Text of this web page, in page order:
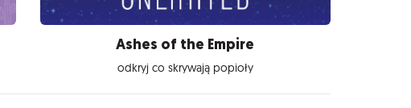
Ashes of the Empire
odkryj co skrywają popioły